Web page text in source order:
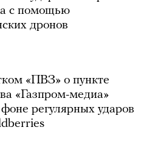
с помощью
дронов
«ПВЗ» о пункте
«Газпром-медиа»
регулярных ударов